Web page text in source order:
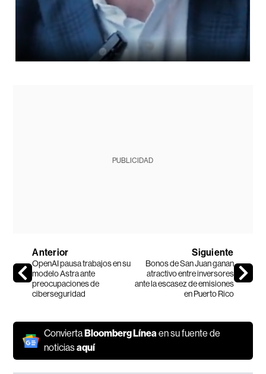
PUBLICIDAD
Anterior
OpenAI pausa trabajos en su
modelo Astra ante
preocupaciones de
ciberseguridad
Siguiente
Bonos de San Juan ganan
atractivo entre inversores
ante la escasez de emisiones
en Puerto Rico
Convierta Bloomberg Líneaen su fuente de
noticiasaquí